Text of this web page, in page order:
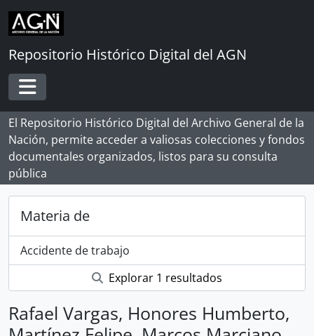
Skip to main content
Repositorio Histórico Digital del AGN
Toggle navigation
El Repositorio Histórico Digital del Archivo General de la
Nación, permite acceder a valiosas colecciones y fondos
documentales organizados, listos para su consulta
pública
Materia de
Accidente de trabajo
Explorar 1 resultados
Rafael Vargas, Honores Humberto,